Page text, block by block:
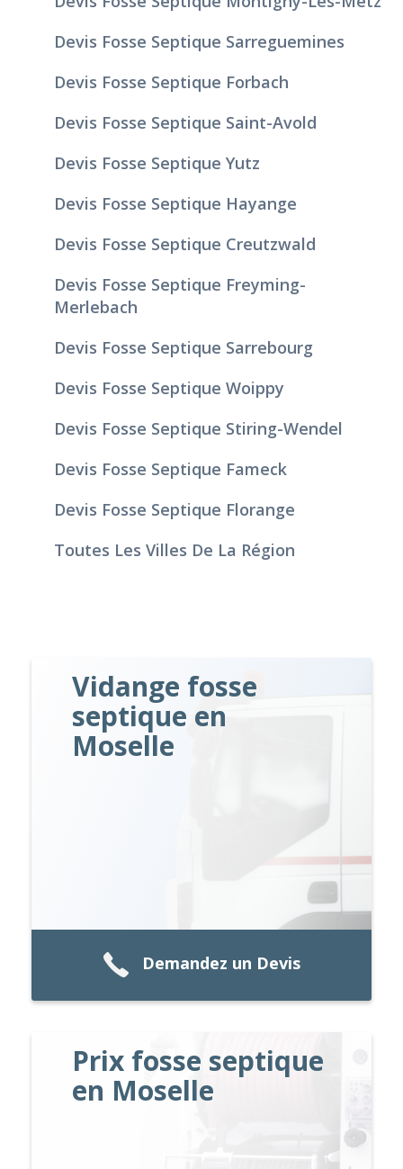
Devis Fosse Septique Sarreguemines
Devis Fosse Septique Forbach
Devis Fosse Septique Saint-Avold
Devis Fosse Septique Yutz
Devis Fosse Septique Hayange
Devis Fosse Septique Creutzwald
Devis Fosse Septique Freyming-
Merlebach
Devis Fosse Septique Sarrebourg
Devis Fosse Septique Woippy
Devis Fosse Septique Stiring-Wendel
Devis Fosse Septique Fameck
Devis Fosse Septique Florange
Toutes Les Villes De La Région
Vidange fosse
septique en
Moselle
Demandez un Devis
Prix fosse septique
en Moselle